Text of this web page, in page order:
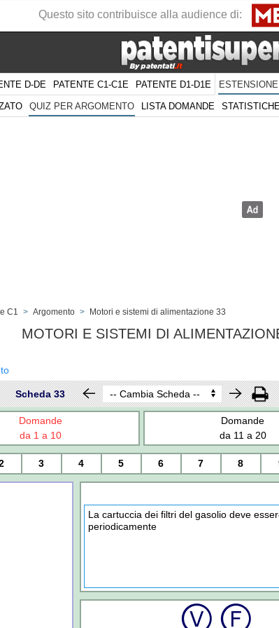
D-DE PATENTE C1-C1E PATENTE D1-D1E
QUIZ PER ARGOMENTO LISTA DOMANDE STATISTICHE
C1 > Argomento > Motori e sistemi di alimentazione 33
MOTORI E SISTEMI DI
Scheda 33
Domande
da 1 a 10
Domande
da 11 a 20
3 4 5 6 7 8
La cartuccia dei filtri del gasolio deve
periodicamente
Questo sito contribuisce alla audience di: